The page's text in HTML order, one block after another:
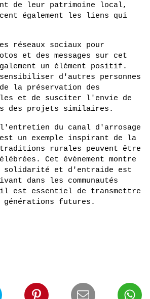
de leur patrimoine local,
également les liens qui
réseaux sociaux pour
et des messages sur cet
un élément positif.
d'autres personnes
la préservation des
et de susciter l'envie de
des projets similaires.
du canal d'arrosage
un exemple inspirant de la
rurales peuvent être
Cet évènement montre
solidarité et d'entraide est
dans les communautés
est essentiel de transmettre
générations futures.